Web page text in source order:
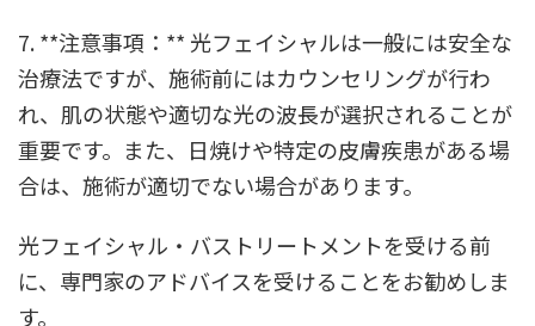
7. **注意事項：** 光フェイシャルは一般には安全な
治療法ですが、施術前にはカウンセリングが行わ
れ、肌の状態や適切な光の波長が選択されることが
重要です。また、日焼けや特定の皮膚疾患がある場
合は、施術が適切でない場合があります。
光フェイシャル・バストリートメントを受ける前
に、専門家のアドバイスを受けることをお勧めしま
す。